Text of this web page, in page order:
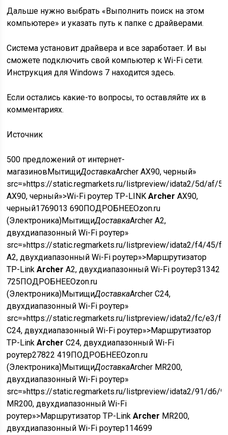
Дальше нужно выбрать «Выполнить поиск на этом
компьютере» и указать путь к папке с драйверами.
Система установит драйвера и все заработает. И вы
сможете подключить свой компьютер к Wi-Fi сети.
Инструкция для Windows 7 находится здесь.
Если остались какие-то вопросы, то оставляйте их в
комментариях.
Источник
500 предложений от интернет-
магазиновМытищиДоставкаArcher AX90, черный»
src=»https://static.regmarkets.ru/listpreview/idata2/5d/af/
AX90, черный»>Wi-Fi роутер TP-LINKArcher AX90,
черный1769013 690ПОДРОБНЕЕOzon.ru
(Электроника)МытищиДоставкаArcher A2,
двухдиапазонный Wi-Fi роутер»
src=»https://static.regmarkets.ru/listpreview/idata2/f4/45/
A2, двухдиапазонный Wi-Fi роутер»>Маршрутизатор
TP-LinkArcher A2, двухдиапазонный Wi-Fi роутер31342
725ПОДРОБНЕЕOzon.ru
(Электроника)МытищиДоставкаArcher C24,
двухдиапазонный Wi-Fi роутер»
src=»https://static.regmarkets.ru/listpreview/idata2/fc/e3/
C24, двухдиапазонный Wi-Fi роутер»>Маршрутизатор
TP-LinkArcher C24, двухдиапазонный Wi-Fi
роутер27822 419ПОДРОБНЕЕOzon.ru
(Электроника)МытищиДоставкаArcher MR200,
двухдиапазонный Wi-Fi роутер»
src=»https://static.regmarkets.ru/listpreview/idata2/91/d6/
MR200, двухдиапазонный Wi-Fi
роутер»>Маршрутизатор TP-LinkArcher MR200,
двухдиапазонный Wi-Fi роутер114699